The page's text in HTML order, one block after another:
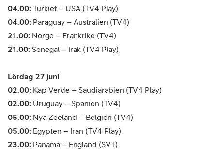
04.00: Turkiet – USA (TV4 Play)
04.00: Paraguay – Australien (TV4)
21.00: Norge – Frankrike (TV4)
21.00: Senegal – Irak (TV4 Play)
Lördag 27 juni
02.00: Kap Verde – Saudiarabien (TV4 Play)
02.00: Uruguay – Spanien (TV4)
05.00: Nya Zeeland – Belgien (TV4)
05.00: Egypten – Iran (TV4 Play)
23.00: Panama – England (SVT)